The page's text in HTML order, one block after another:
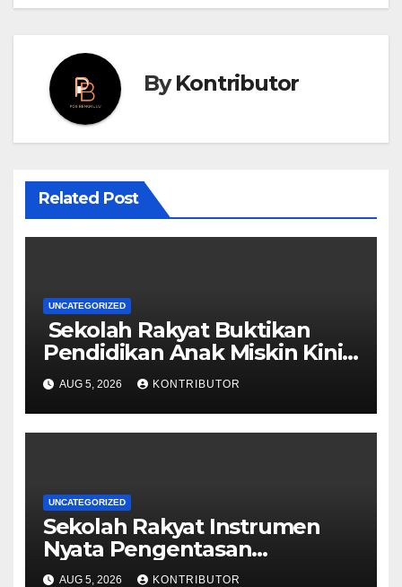
ByKontributor
Related Post
UNCATEGORIZED
Sekolah Rakyat Buktikan
Pendidikan Anak Miskin Kini
Menjadi Prioritas Negara
AUG 5, 2026 KONTRIBUTOR
UNCATEGORIZED
Sekolah Rakyat Instrumen
Nyata Pengentasan
Kemiskinan Antargenerasi
AUG 5, 2026 KONTRIBUTOR